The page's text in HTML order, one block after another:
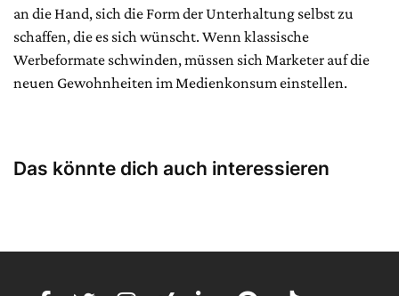
an die Hand, sich die Form der Unterhaltung selbst zu
schaffen, die es sich wünscht. Wenn klassische
Werbeformate schwinden, müssen sich Marketer auf die
neuen Gewohnheiten im Medienkonsum einstellen.
Das könnte dich auch interessieren